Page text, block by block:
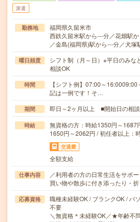
派遣
勤務地
福岡県久留米市
西鉄久留米駅から---分／花畑駅
／金島(福岡県)駅から---分／犬塚
曜日頻度
シフト制（月～日）※平日のみな
相談OK
時間
【シフト例】07:00～
記は一例です！そ…
期間 即日～2ヶ月以上 ■開始日の相談
時給
無資格の方：時給1350円～1687
1650円～2062円 / 初任者以上：
交通費
全額支給
仕事内容
／利用者の方の日常生活をサポ
買い物や散歩に付き添ったり・
応募資格
職種未経験OK / ブランクOK / パ
不要
＼無資格＊未経験OK／★年齢不